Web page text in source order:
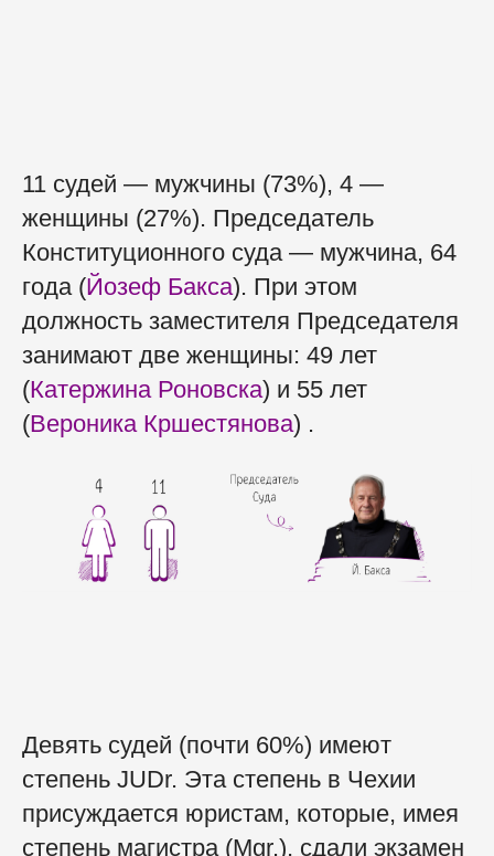
11 судей — мужчины (73%), 4 —
женщины (27%). Председатель
Конституционного суда — мужчина, 64
года (Йозеф Бакса). При этом
должность заместителя Председателя
занимают две женщины: 49 лет
(Катержина Роновска) и 55 лет
(Вероника Кршестянова) .
Девять судей (почти 60%) имеют
степень JUDr. Эта степень в Чехии
присуждается юристам, которые, имея
степень магистра (Mgr.), сдали экзамен